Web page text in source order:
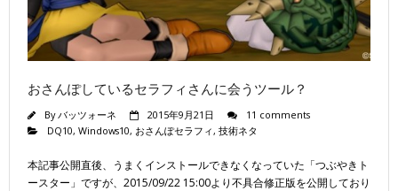
おさんぽしているセラフィさんに会うツール？
Byバッツォーネ 2015年9月21日
11 comments
DQ10, Windows10, おさんぽセラフィ , 技術ネタ
本記事公開直後、うまくインストールできなくなっていた「つぶやきト
ースター」ですが、2015/09/22 15:00より不具合修正版を公開しており